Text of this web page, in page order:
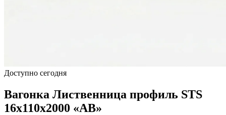
Доступно сегодня
Вагонка Лиственница профиль STS
16х110х2000 «АВ»